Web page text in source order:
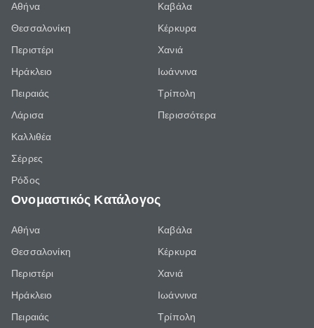
Αθήνα
Θεσσαλονίκη
Περιστέρι
Ηράκλειο
Πειραιάς
Λάρισα
Καλλιθέα
Σέρρες
Ρόδος
Καβάλα
Κέρκυρα
Χανιά
Ιωάννινα
Τρίπολη
Περισσότερα
Ονομαστικός Κατάλογος
Αθήνα
Θεσσαλονίκη
Περιστέρι
Ηράκλειο
Πειραιάς
Καβάλα
Κέρκυρα
Χανιά
Ιωάννινα
Τρίπολη